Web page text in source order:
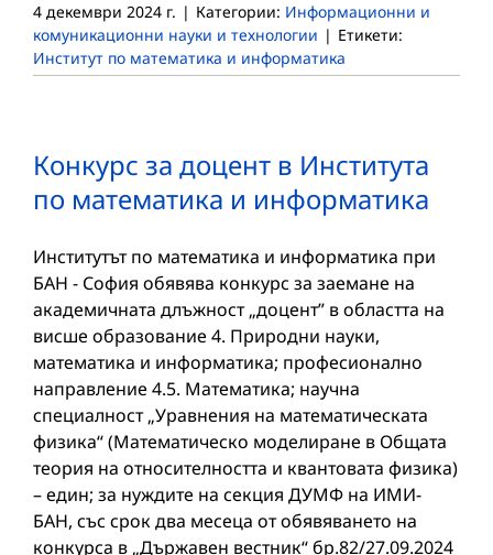
4 декември 2024 г. | Категории: Информационни и
комуникационни науки и технологии | Етикети:
Институт по математика и информатика
Конкурс за доцент в Института
по математика и информатика
Институтът по математика и информатика при
БАН - София обявява конкурс за заемане на
академичната длъжност „доцент” в областта на
висше образование 4. Природни науки,
математика и информатика; професионално
направление 4.5. Математика; научна
специалност „Уравнения на математическата
физика“ (Математическо моделиране в Общата
теория на относителността и квантовата физика)
– един; за нуждите на секция ДУМФ на ИМИ-
БАН, със срок два месеца от обявяването на
конкурса в „Държавен вестник“ бр.82/27.09.2024